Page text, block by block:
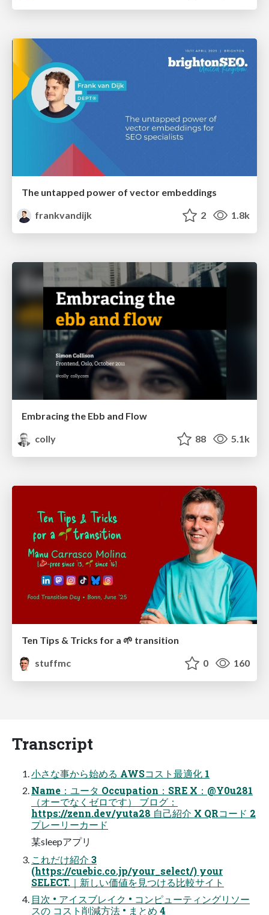
The untapped power of vector embeddings
frankvandijk
2 1.8k
Embracing the Ebb and Flow
colly
88 5.1k
Ten Tips & Tricks for a 🌱 transition
stuffmc
0 160
Transcript
小さな事から始める AWSコスト最適化 1
Name：ユータ Occupation：SRE X：@Y0u281
（オーでなくゼロです） ブログ：
https://zenn.dev/yuta28 自己紹介 X QRコード 2
プレーリーカード
某sleepアプリ
これだけ紹介 3
(https://cuebic.co.jp/your_select/) your
SELECT.｜新しい価値を見つける比較サイト
目次 • アイスブレイク • コンピューティングリソー
スの コスト削減方法 • まとめ 4